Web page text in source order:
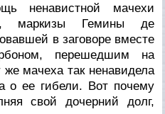
ненавистной мачехи
маркизы Гемины де
в заговоре вместе
перешедшим на
мачеха так ненавидела
о ее гибели. Вот почему
свой дочерний долг,